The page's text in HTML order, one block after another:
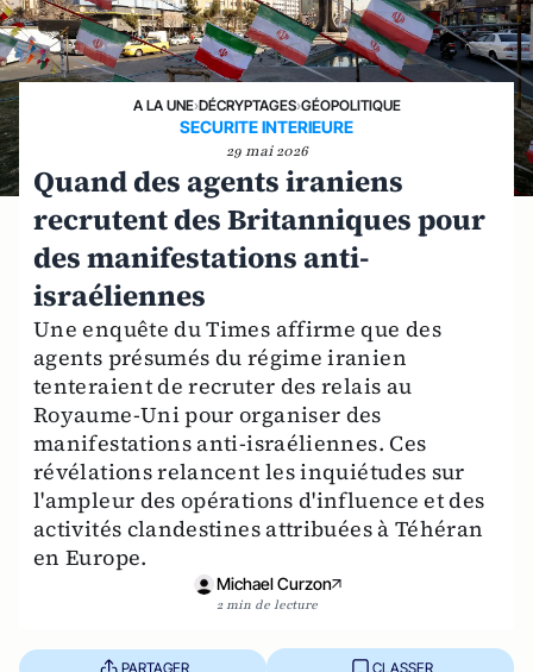
A LA UNE›DÉCRYPTAGES›GÉOPOLITIQUE
SECURITE INTERIEURE
29 mai 2026
Quand des agents iraniens
recrutent des Britanniques pour
des manifestations anti-
israéliennes
Une enquête du Times affirme que des
agents présumés du régime iranien
tenteraient de recruter des relais au
Royaume-Uni pour organiser des
manifestations anti-israéliennes. Ces
révélations relancent les inquiétudes sur
l'ampleur des opérations d'influence et des
activités clandestines attribuées à Téhéran
en Europe.
Michael Curzon
2 min de lecture
PARTAGER CLASSER